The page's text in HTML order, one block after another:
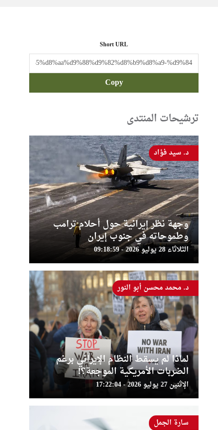
Short URL
Copy
ترشيحات المنتدى
وجهة نظر إيرانية حول أحلام ترامب
وطموحاته في جنوب إيران
الثلاثاء 28 يوليو 2026 - 09:18:59
د. سيد فؤاد
لماذا لم يسقط النظام الإيراني برغم
الضربات الأمريكية الموجعة؟!
الإثنين 27 يوليو 2026 - 17:22:04
د. محمد محسن أبو النور
سارة الجمل